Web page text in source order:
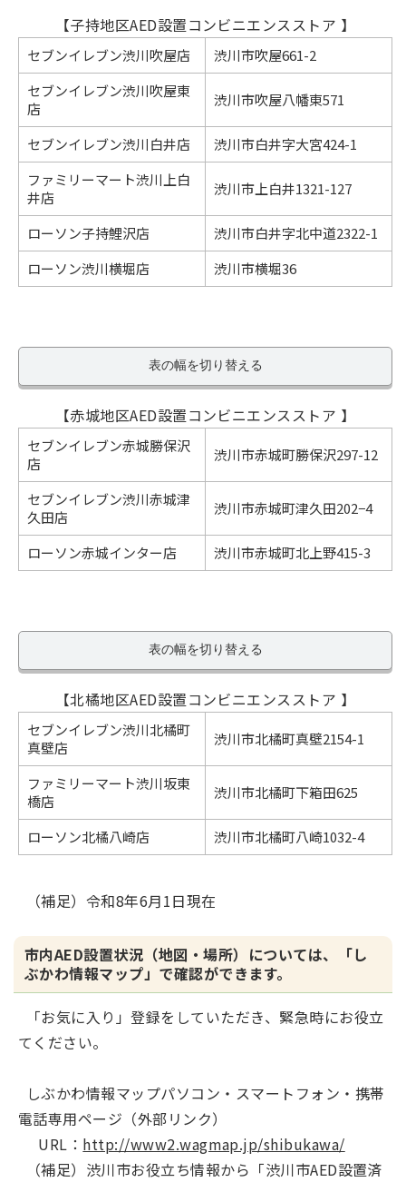
【子持地区AED設置コンビニエンスストア 】
セブンイレブン渋川吹屋店
渋川市吹屋661-2
セブンイレブン渋川吹屋東
店
渋川市吹屋八幡東571
セブンイレブン渋川白井店
渋川市白井字大宮424-1
ファミリーマート渋川上白
井店
渋川市上白井1321-127
ローソン子持鯉沢店
渋川市白井字北中道2322-1
ローソン渋川横堀店
渋川市横堀36
表の幅を切り替える
【赤城地区AED設置コンビニエンスストア 】
セブンイレブン赤城勝保沢
店
渋川市赤城町勝保沢297-12
セブンイレブン渋川赤城津
久田店
渋川市赤城町津久田202−4
ローソン赤城インター店 渋川市赤城町北上野415-3
表の幅を切り替える
【北橘地区AED設置コンビニエンスストア 】
セブンイレブン渋川北橘町
真壁店
渋川市北橘町真壁2154-1
ファミリーマート渋川坂東
橋店
渋川市北橘町下箱田625
ローソン北橘八崎店 渋川市北橘町八崎1032-4
（補足）令和8年6月1日現在
市内AED設置状況（地図・場所）については、「し
ぶかわ情報マップ」で確認ができます。
「お気に入り」登録をしていただき、緊急時にお役立
てください。
しぶかわ情報マップパソコン・スマートフォン・携帯
電話専用ページ（外部リンク）
URL： http://www2.wagmap.jp/shibukawa/
（補足）渋川市お役立ち情報から「渋川市AED設置済